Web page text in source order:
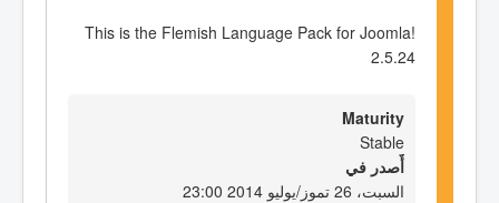
This is the Flemish Language Pack for Joomla!
2.5.24
Maturity
Stable
أٌصدر في
السبت، 26 تموز/يوليو 2014 23:00